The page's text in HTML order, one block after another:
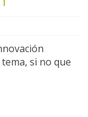
si no que